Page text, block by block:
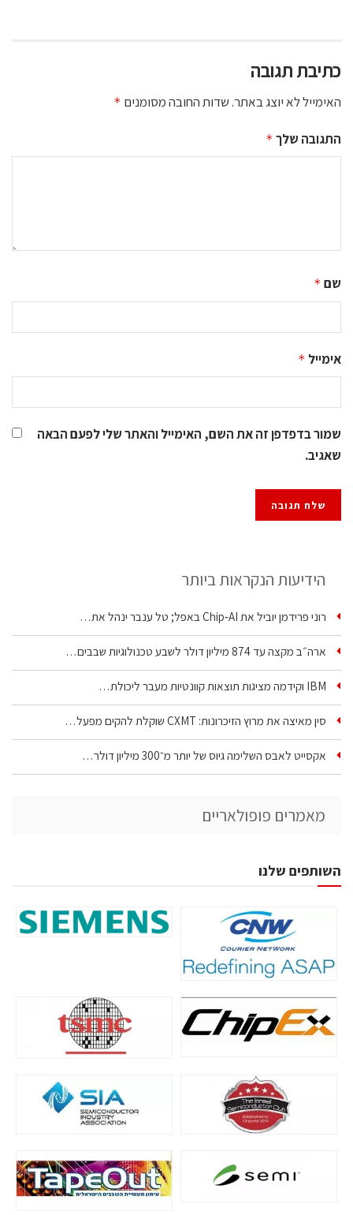
כתיבת תגובה
האימייל לא יוצג באתר.שדות החובה מסומנים *
התגובה שלך *
שם *
אימייל *
שמור בדפדפן זה את השם, האימייל והאתר שלי לפעם הבאה
שאגיב.
הידיעות הנקראות ביותר
רוני פרידמן יוביל את Chip‑AI באפל; טל ענבר ינהל את…
ארה״ב מקצה עד 874 מיליון דולר לשבע טכנולוגיות שבבים…
IBM וקידמה מציגות תוצאות קוונטיות מעבר ליכולת…
סין מאיצה את מרוץ הזיכרונות: CXMT שוקלת להקים מפעל…
אקסייט לאבס השלימה גיוס של יותר מ־300 מיליון דולר…
מאמרים פופולאריים
השותפים שלנו